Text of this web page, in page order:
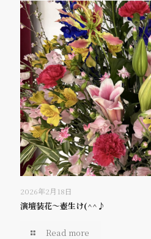
2026年2月18日
演壇装花～壺生け(^^♪
Read more